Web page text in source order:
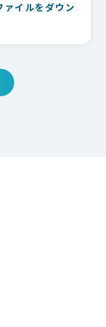
イルをダウン